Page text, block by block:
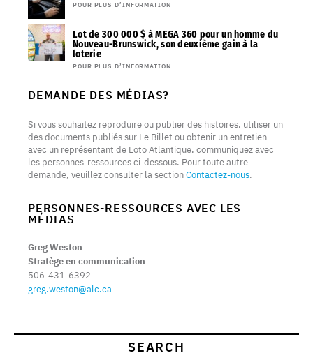
POUR PLUS D’INFORMATION
Lot de 300 000 $ à MEGA 360 pour un homme du
Nouveau-Brunswick, son deuxième gain à la
loterie
POUR PLUS D’INFORMATION
DEMANDE DES MÉDIAS?
Si vous souhaitez reproduire ou publier des histoires, utiliser un
des documents publiés sur Le Billet ou obtenir un entretien
avec un représentant de Loto Atlantique, communiquez avec
les personnes-ressources ci-dessous. Pour toute autre
demande, veuillez consulter la sectionContactez-nous.
PERSONNES-RESSOURCES AVEC LES
MÉDIAS
Greg Weston
Stratège en communication
506-431-6392
greg.weston@alc.ca
SEARCH